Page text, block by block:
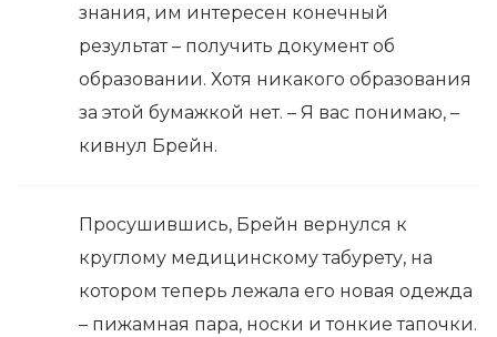
знания, им интересен конечный
результат – получить документ об
образовании. Хотя никакого образования
за этой бумажкой нет. – Я вас понимаю, –
кивнул Брейн.
Просушившись, Брейн вернулся к
круглому медицинскому табурету, на
котором теперь лежала его новая одежда
– пижамная пара, носки и тонкие тапочки.